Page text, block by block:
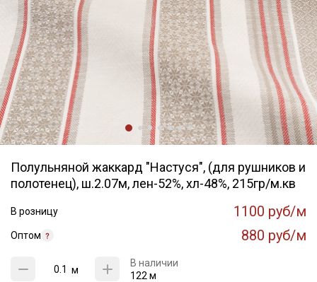
Полульняной жаккард "Настуся", (для рушников и
полотенец), ш.2.07м, лен-52%, хл-48%, 215гр/м.кв
В розницу 1100 руб/м
Оптом 880 руб/м
м
В наличии
122 м